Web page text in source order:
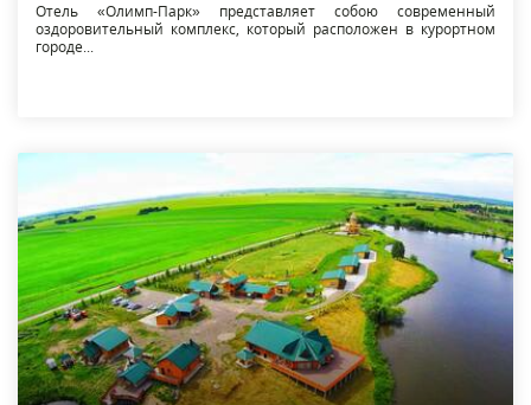
Отель «Олимп-Парк» представляет собою современный
оздоровительный комплекс, который расположен в курортном
городе...